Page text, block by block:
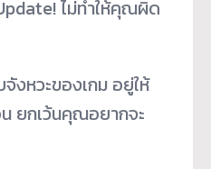
ไม่ทำให้คุณผิด
งหวะของเกม อยู่ให้
ยกเว้นคุณอยากจะ